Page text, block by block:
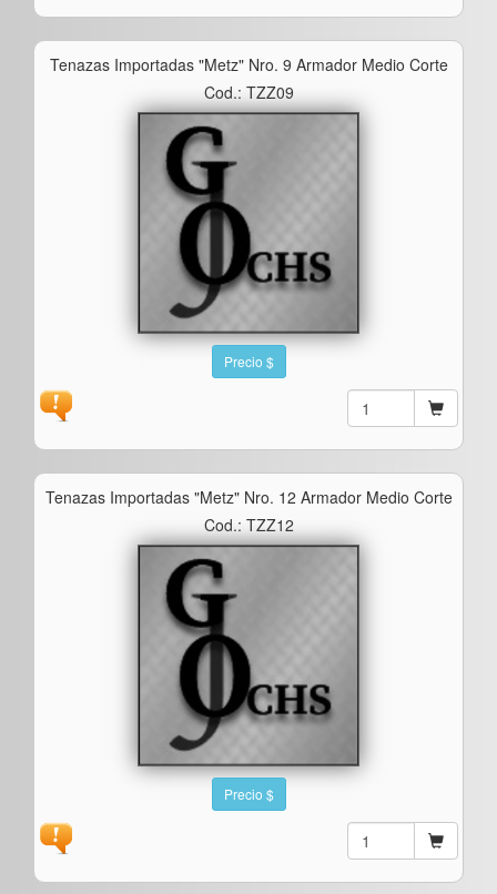
Tenazas Importadas "metz" Nro. 9 Armador Medio Corte
Cod.: TZZ09
Precio $
Tenazas Importadas "metz" Nro. 12 Armador Medio Corte
Cod.: TZZ12
Precio $